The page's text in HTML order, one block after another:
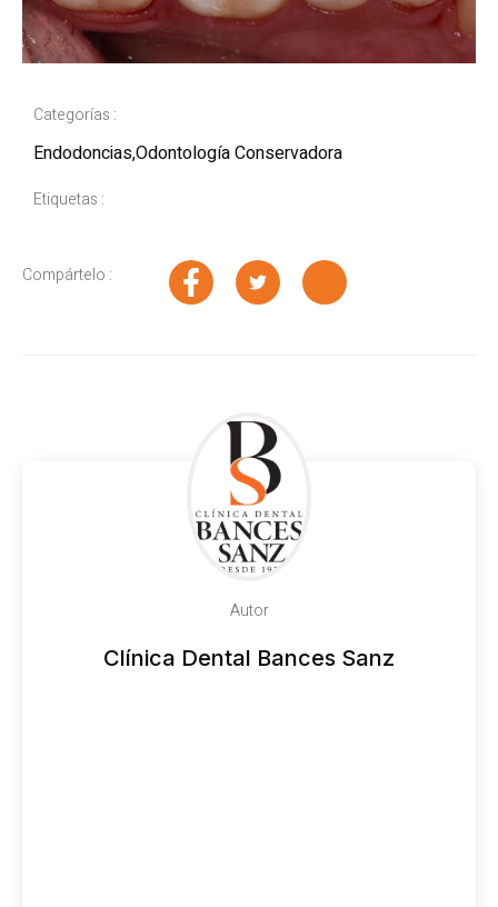
Categorías :
Endodoncias,Odontología Conservadora
Etiquetas :
Compártelo :
Autor
Clínica Dental Bances Sanz